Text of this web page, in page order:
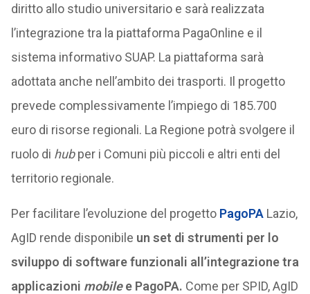
diritto allo studio universitario e sarà realizzata
l’integrazione tra la piattaforma PagaOnline e il
sistema informativo SUAP. La piattaforma sarà
adottata anche nell’ambito dei trasporti. Il progetto
prevede complessivamente l’impiego di 185.700
euro di risorse regionali. La Regione potrà svolgere il
ruolo di hubper i Comuni più piccoli e altri enti del
territorio regionale.
Per facilitare l’evoluzione del progetto PagoPALazio,
AgID rende disponibile un set di strumenti per lo
sviluppo di software funzionali all’integrazione tra
applicazioni mobilee PagoPA. Come per SPID, AgID